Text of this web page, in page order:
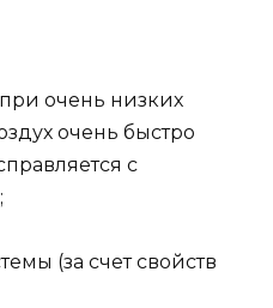
очень низких
очень быстро
с
(за счет свойств